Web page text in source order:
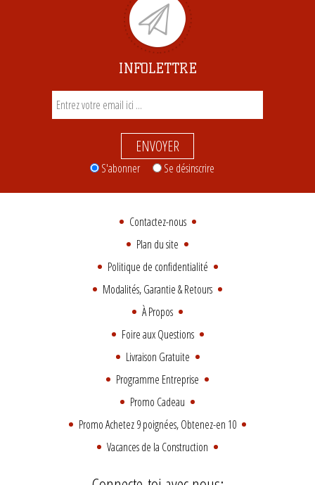
INFOLETTRE
ENVOYER
S'abonner Se désinscrire
Contactez-nous
Plan du site
Politique de confidentialité
Modalités, Garantie & Retours
À Propos
Foire aux Questions
Livraison Gratuite
Programme Entreprise
Promo Cadeau
Promo Achetez 9 poignées, Obtenez-en 10
Vacances de la Construction